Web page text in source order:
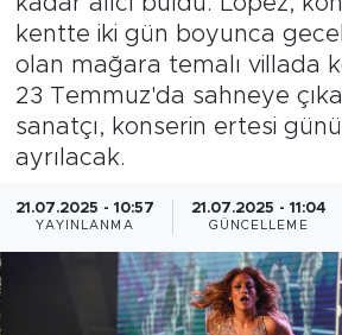
kentte iki gün boyunca
olan mağara temalı villada
23 Temmuz'da sahneye
sanatçı, konserin ertesi
ayrılacak.
21.07.2025 - 10:57
YAYINLANMA
21.07.2025 - 11:04
GÜNCELLEME